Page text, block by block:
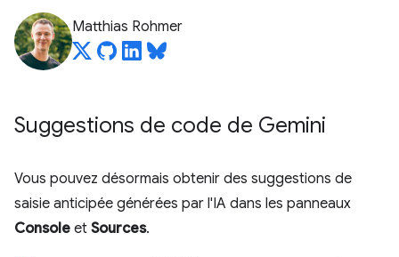
Matthias Rohmer
Suggestions de code de Gemini
Vous pouvez désormais obtenir des suggestions de
saisie anticipée générées par l'IA dans les panneaux
Console et Sources.